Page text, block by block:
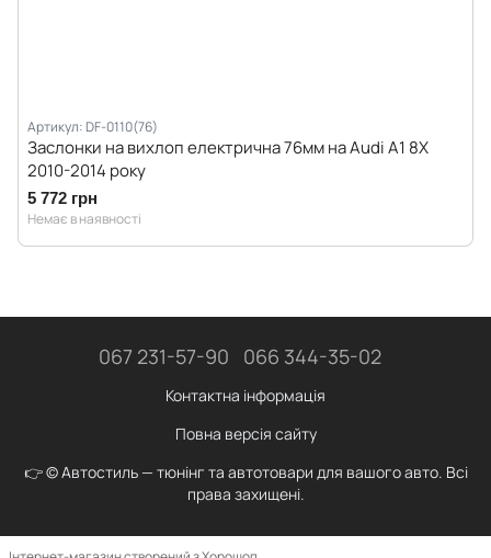
Артикул: DF-0110(76)
Заслонки на вихлоп електрична 76мм на Audi A1 8X
2010-2014 року
5 772 грн
Немає в наявності
067 231-57-90 066 344-35-02
Контактна інформація
Повна версія сайту
👉 © Автостиль — тюнінг та автотовари для вашого авто. Всі
права захищені.